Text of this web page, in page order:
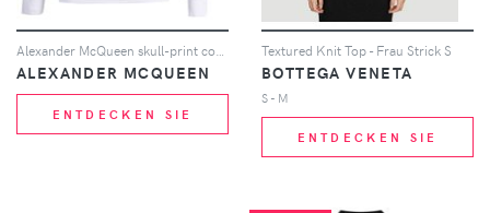
ALEXANDER MCQUEEN
ENTDECKEN SIE
Textured Knit Top - Frau Strick S
BOTTEGA VENETA
S - M
ENTDECKEN SIE